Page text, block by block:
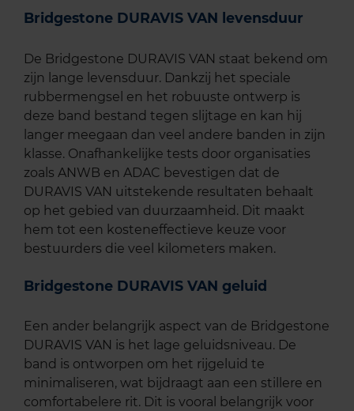
Bridgestone DURAVIS VAN levensduur
De Bridgestone DURAVIS VAN staat bekend om
zijn lange levensduur. Dankzij het speciale
rubbermengsel en het robuuste ontwerp is
deze band bestand tegen slijtage en kan hij
langer meegaan dan veel andere banden in zijn
klasse. Onafhankelijke tests door organisaties
zoals ANWB en ADAC bevestigen dat de
DURAVIS VAN uitstekende resultaten behaalt
op het gebied van duurzaamheid. Dit maakt
hem tot een kosteneffectieve keuze voor
bestuurders die veel kilometers maken.
Bridgestone DURAVIS VAN geluid
Een ander belangrijk aspect van de Bridgestone
DURAVIS VAN is het lage geluidsniveau. De
band is ontworpen om het rijgeluid te
minimaliseren, wat bijdraagt aan een stillere en
comfortabelere rit. Dit is vooral belangrijk voor